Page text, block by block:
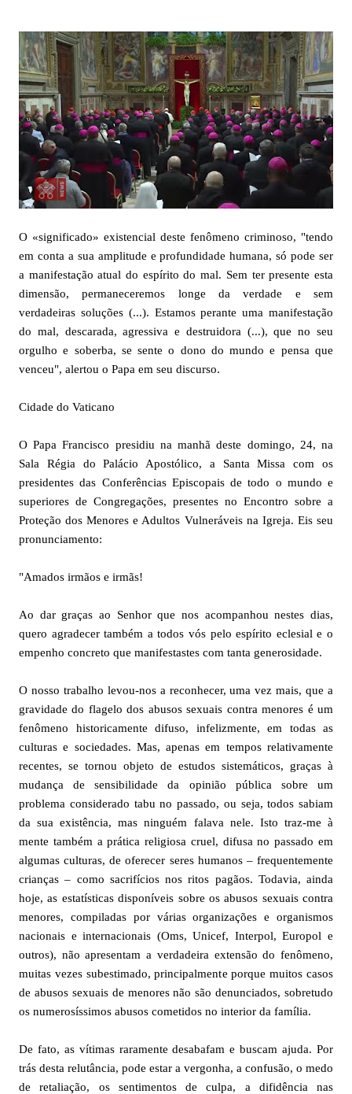
O «significado» existencial deste fenômeno criminoso, "tendo
em conta a sua amplitude e profundidade humana, só pode ser
a manifestação atual do espírito do mal. Sem ter presente esta
dimensão, permaneceremos longe da verdade e sem
verdadeiras soluções (...). Estamos perante uma manifestação
do mal, descarada, agressiva e destruidora (...), que no seu
orgulho e soberba, se sente o dono do mundo e pensa que
venceu", alertou o Papa em seu discurso.
Cidade do Vaticano
O Papa Francisco presidiu na manhã deste domingo, 24, na
Sala Régia do Palácio Apostólico, a Santa Missa com os
presidentes das Conferências Episcopais de todo o mundo e
superiores de Congregações, presentes no Encontro sobre a
Proteção dos Menores e Adultos Vulneráveis na Igreja. Eis seu
pronunciamento:
"Amados irmãos e irmãs!
Ao dar graças ao Senhor que nos acompanhou nestes dias,
quero agradecer também a todos vós pelo espírito eclesial e o
empenho concreto que manifestastes com tanta generosidade.
O nosso trabalho levou-nos a reconhecer, uma vez mais, que a
gravidade do flagelo dos abusos sexuais contra menores é um
fenômeno historicamente difuso, infelizmente, em todas as
culturas e sociedades. Mas, apenas em tempos relativamente
recentes, se tornou objeto de estudos sistemáticos, graças à
mudança de sensibilidade da opinião pública sobre um
problema considerado tabu no passado, ou seja, todos sabiam
da sua existência, mas ninguém falava nele. Isto traz-me à
mente também a prática religiosa cruel, difusa no passado em
algumas culturas, de oferecer seres humanos – frequentemente
crianças – como sacrifícios nos ritos pagãos. Todavia, ainda
hoje, as estatísticas disponíveis sobre os abusos sexuais contra
menores, compiladas por várias organizações e organismos
nacionais e internacionais (Oms, Unicef, Interpol, Europol e
outros), não apresentam a verdadeira extensão do fenômeno,
muitas vezes subestimado, principalmente porque muitos casos
de abusos sexuais de menores não são denunciados, sobretudo
os numerosíssimos abusos cometidos no interior da família.
De fato, as vítimas raramente desabafam e buscam ajuda. Por
trás desta relutância, pode estar a vergonha, a confusão, o medo
de retaliação, os sentimentos de culpa, a difidência nas